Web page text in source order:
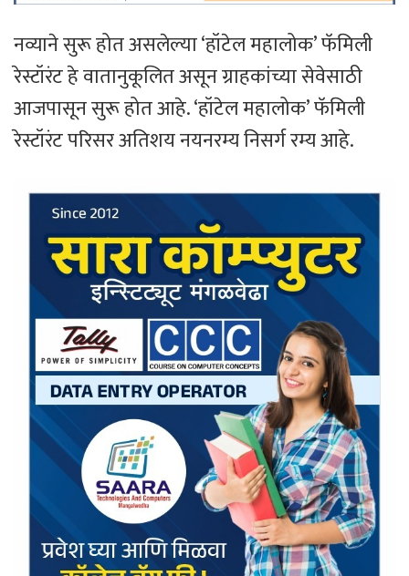
नव्याने सुरू होत असलेल्या ‘हॉटेल महालोक’ फॅमिली
रेस्टॉरंट हे वातानुकूलित असून ग्राहकांच्या सेवेसाठी
आजपासून सुरू होत आहे. ‘हॉटेल महालोक’ फॅमिली
रेस्टॉरंट परिसर अतिशय नयनरम्य निसर्ग रम्य आहे.